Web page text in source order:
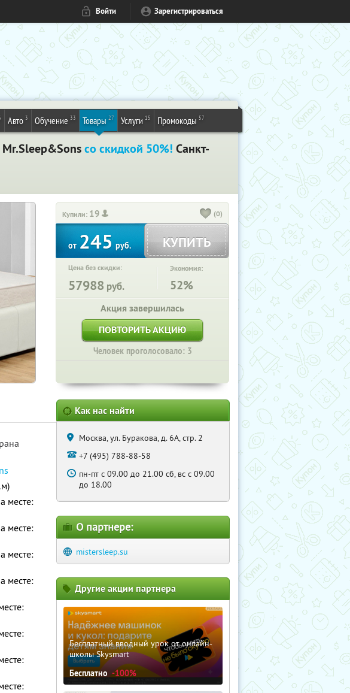
Войти Зарегистрироваться
Авто 3 Обучение 33 Товары 27 Услуги 15 Промокоды 57
со скидкой 50%! Санкт-
Купили: 19 (0)
от245руб. КУПИТЬ
Цена без скидки:
57988 руб.
Экономия:
52%
Акция завершилась
ПОВТОРИТЬ АКЦИЮ
Человек проголосовало: 3
месте:
месте:
месте:
месте:
Как нас найти
Москва, ул. Буракова, д. 6А, стр. 2
+7 (495) 788-88-58
пн-пт с 09.00 до 21.00 сб, вс с 09.00
до 18.00
О партнере:
mistersleep.su
Другие акции партнера
Бесплатный вводный урок от онлайн-
школы Skysmart
Бесплатно -100%